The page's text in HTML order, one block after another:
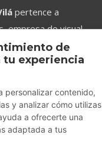
pertence a
empresa de visual
de carácter global,
en la industria de la
de
tu experiencia
personalizar contenido,
y analizar cómo utilizas
a ofrecerte una
adaptada a tus